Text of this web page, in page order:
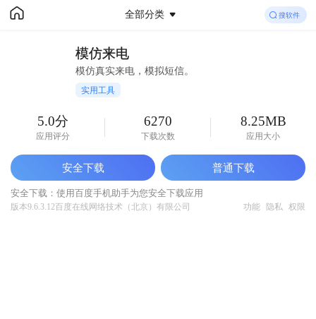
全部分类
模仿来电
模仿真实来电，模拟短信。
实用工具
5.0分
应用评分
6270
下载次数
8.25MB
应用大小
百度手机助手
你想要的模仿来电免费下载
安全下载 普通下载
安全下载：使用百度手机助手为您安全下载应用
版本9.6.3.12百度在线网络技术（北京）有限公司 功能 隐私 权限